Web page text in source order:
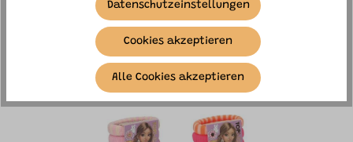
ÄHNLICHE ARTIKEL
Datenschutzeinstellungen
Cookies akzeptieren
Alle Cookies akzeptieren